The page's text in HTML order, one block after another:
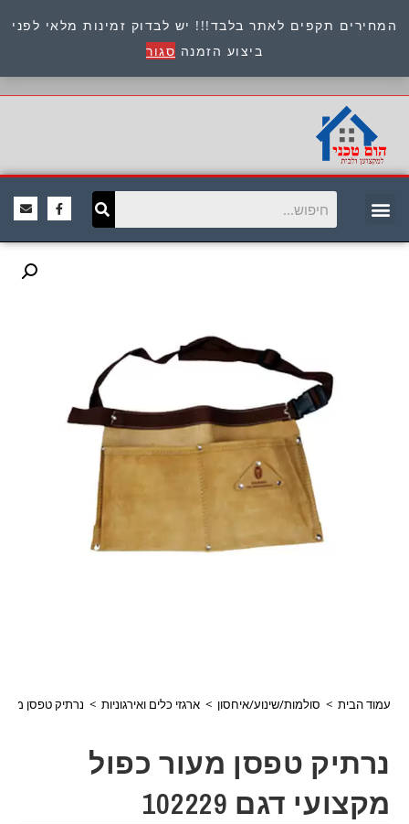
המחירים תקפים לאתר בלבד!!! יש לבדוק זמינות מלאי לפני
ביצוע הזמנה סגור
כתובת : היוזמים 9 אור יהודה שירות לקוחות 054-
8945722
עמוד הבית > סולמות/שינוע/איחסון > ארגזי כלים ואירגוניות > נרתיק טפסן מעור
נרתיק טפסן מעור כפול
מקצועי דגם 102229